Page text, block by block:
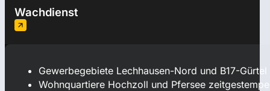
Wachdienst
Gewerbegebiete Lechhausen-Nord und B17-
Wohnquartiere Hochzoll und Pfersee